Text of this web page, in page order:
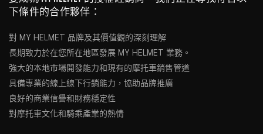
下條件的合作夥伴：
對 MY HELMET 品牌及其價值觀的深刻理解
長期致力於在您所在地區發展 MY HELMET 業務。
強大的本地市場開發能力和現有的摩托車銷售管道
具備專業的線上線下行銷能力，協助品牌推廣
良好的商業信譽和財務穩定性
對摩托車文化和騎乘產業的熱情